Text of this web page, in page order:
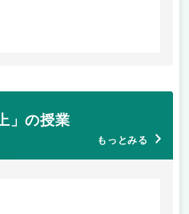
」の授業
もっとみる